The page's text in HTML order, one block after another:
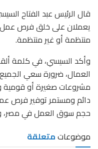
قال الرئيس عبد الفتاح
يعملان على خلق فرص
منتظمة أو غير منتظمة.
وأكد السيسي، في كلمة
العمال، ضرورة سعي
مشروعات صغيرة أو
دائم ومستمر توفير فرص
حجم سوق العمل في مصر، والذي
موضوعاتمتعلقة